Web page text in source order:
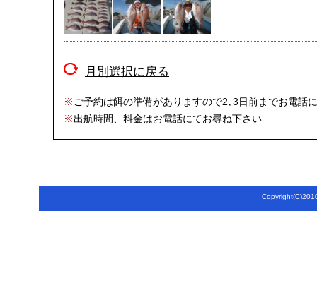
月別選択に戻る
※ ご予約は餌の準備がありますので2､3日前までお電話
※出航時間、料金はお電話にてお尋ね下さい